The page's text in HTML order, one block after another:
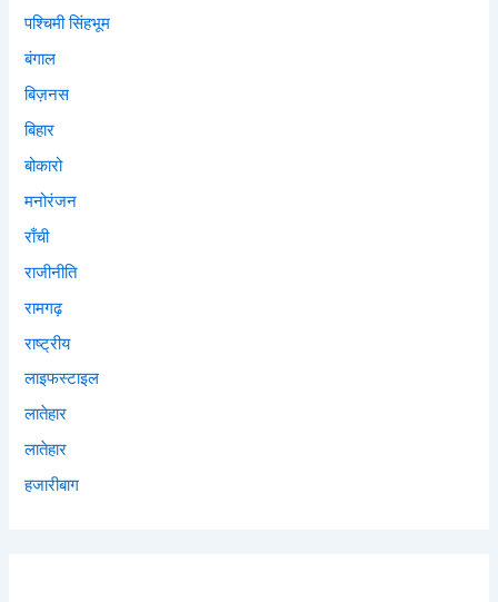
पश्चिमी सिंहभूम
बंगाल
बिज़नस
बिहार
बोकारो
मनोरंजन
राँची
राजीनीति
रामगढ़
राष्ट्रीय
लाइफस्टाइल
लातेहार
लातेहार
हजारीबाग